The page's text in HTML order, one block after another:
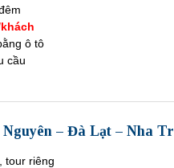
ô tô
cầu
– Đà Lạt – Nha
tour riêng